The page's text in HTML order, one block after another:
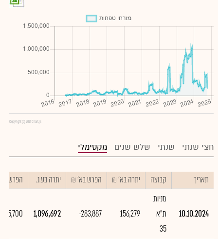
Copyright (c) 2016 Chart.js
חצי שנתי שנתי שלש שנים מקסימלי
תאריך קבוצה יתרה בא' ₪ הפרש בא' ₪ יתרה בע.נ. הפרש
10.10.2024
מניות
ת"א
35
156,279
-283,887
1,096,692